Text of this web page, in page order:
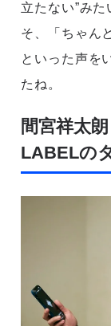
立たない”み
そ、「ちゃん
といった声を
たね。
間宮祥太
LABELの